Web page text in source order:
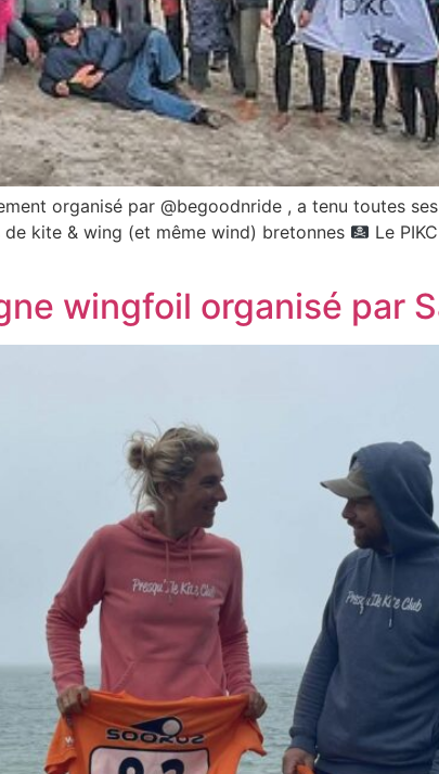
organisé par @begoodnride , a tenu toutes
kite & wing (et même wind) bretonnes
Le
wingfoil organisé par